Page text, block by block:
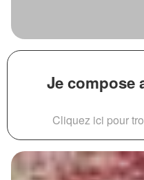
Je compose
Cliquez ici pour